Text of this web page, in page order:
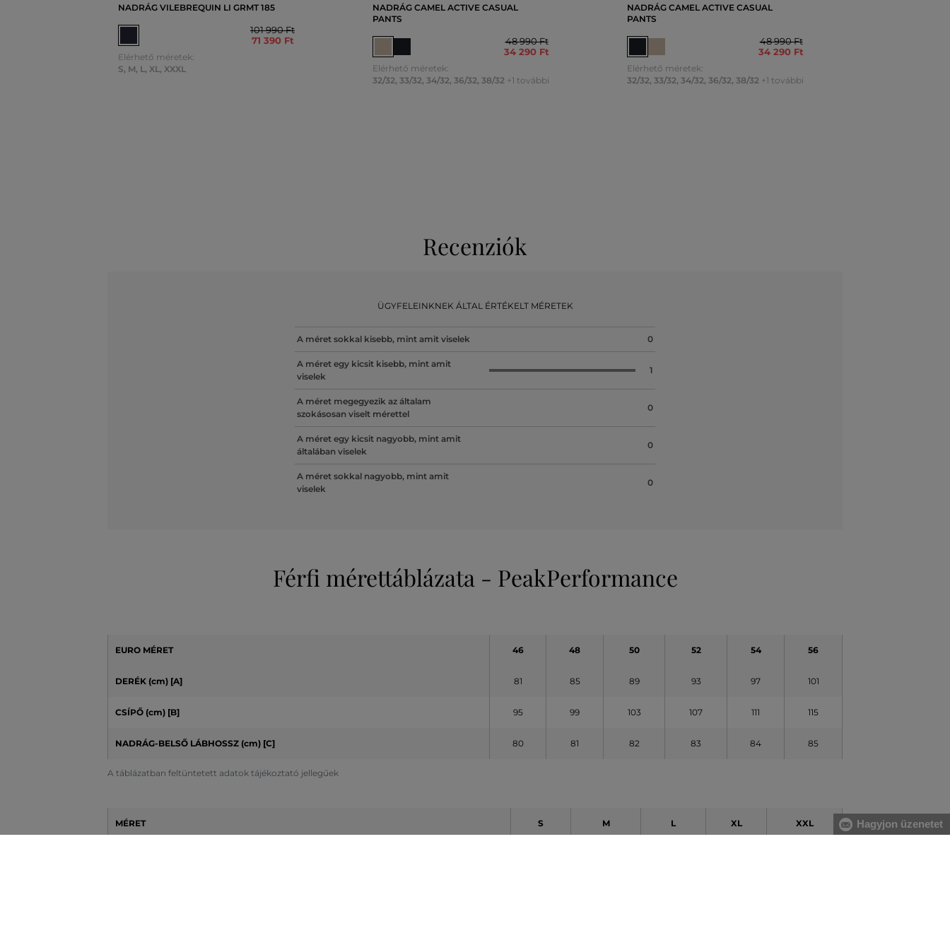
NADRÁG VILEBREQUIN LI GRMT 185
101 990 Ft
71 390 Ft
Elérhető méretek:
S, M, L , XL , XXXL
NADRÁG CAMEL ACTIVE CASUAL
PANTS
48 990 Ft
34 290 Ft
Elérhető méretek:
32/32, 33/32, 34/32, 36/32, 38/32 +1 további
NADRÁG CAMEL ACTIVE CASUAL
PANTS
48 990 Ft
34 290 Ft
Elérhető méretek:
32/32, 33/32, 34/32, 36/32, 38/32 +1 további
Recenziók
ÜGYFELEINKNEK ÁLTAL ÉRTÉKELT MÉRETEK
A méret sokkal kisebb, mint amit viselek 0
A méret egy kicsit kisebb, mint amit
viselek
1
A méret megegyezik az általam
szokásosan viselt mérettel
0
A méret egy kicsit nagyobb, mint amit
általában viselek
0
A méret sokkal nagyobb, mint amit
viselek
0
Férfi mérettáblázata - PeakPerformance
A táblázatban feltüntetett adatok tájékoztató jellegűek
EURO MÉRET 46 48 50 52 54 56
DERÉK (cm) [A] 81 85 89 93 97 101
CSÍPŐ (cm) [B] 95 99 103 107 111 115
NADRÁG-BELSŐ LÁBHOSSZ (cm) [C] 80 81 82 83 84 85
MÉRET S M L XL XXL Hagyjon üzenetet